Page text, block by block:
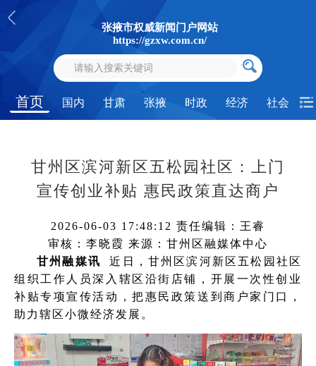
张掖市权威新闻门户网站
https://gzxw.com.cn/
首页 国内 甘肃 张掖 时政 经济 社会
甘州区滨河新区五松园社区：上门
宣传创业补贴 惠民政策直达商户
2026-06-03 17:48:12 责任编辑：王睿
审核：李晓霞 来源：甘州区融媒体中心
甘州融媒讯近日，甘州区滨河新区五松园社区
组织工作人员深入辖区沿街店铺，开展一次性创业
补贴专项宣传活动，把惠民政策送到商户家门口，
助力辖区小微经济发展。